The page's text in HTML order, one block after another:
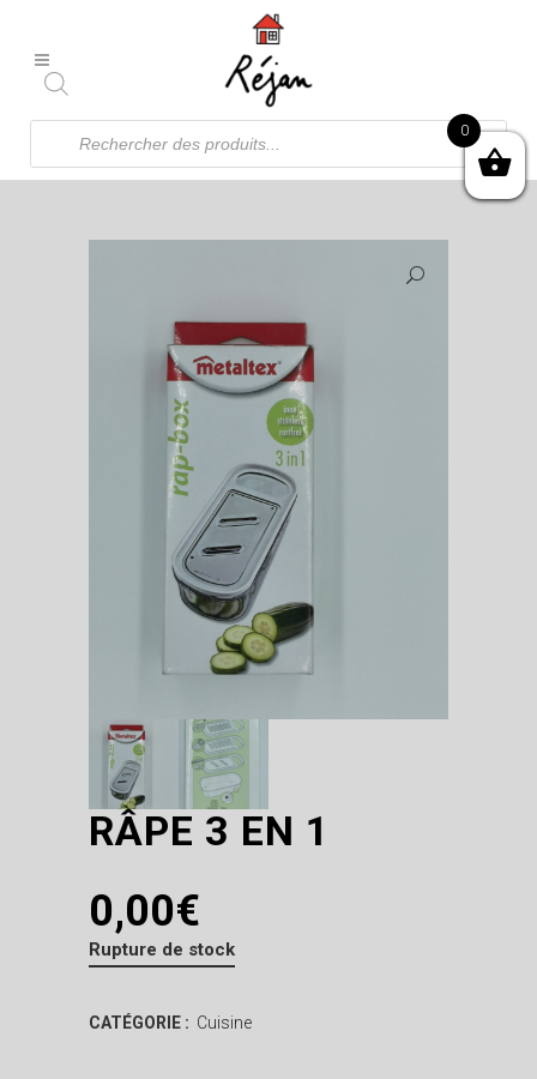
Recherche
produits
RÂPE 3 EN 1
0,00€
Rupture de stock
CATÉGORIE : Cuisine
0